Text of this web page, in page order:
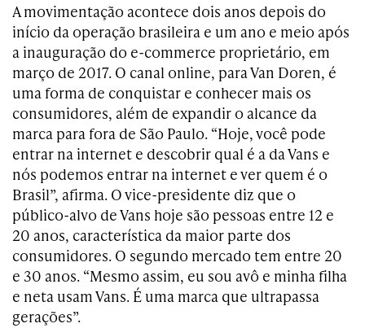
A movimentação acontece dois anos depois do
início da operação brasileira e um ano e meio após
a inauguração do e-commerce proprietário, em
março de 2017. O canal online, para Van Doren, é
uma forma de conquistar e conhecer mais os
consumidores, além de expandir o alcance da
marca para fora de São Paulo. “Hoje, você pode
entrar na internet e descobrir qual é a da Vans e
nós podemos entrar na internet e ver quem é o
Brasil”, afirma. O vice-presidente diz que o
público-alvo de Vans hoje são pessoas entre 12 e
20 anos, característica da maior parte dos
consumidores. O segundo mercado tem entre 20
e 30 anos. “Mesmo assim, eu sou avô e minha filha
e neta usam Vans. É uma marca que ultrapassa
gerações”.